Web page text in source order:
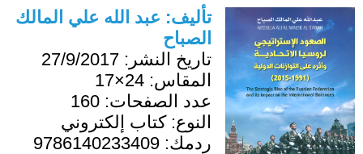
تأليف: عبد الله علي المالك
الصباح
تاريخ النشر: 27/9/2017
المقاس: 24×17
عدد الصفحات: 160
النوع:كتاب إلكتروني
ردمك: 9786140233409